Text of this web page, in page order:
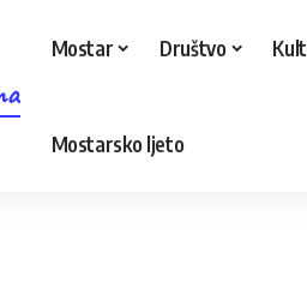
Mostar Društvo
Mostarsko ljeto